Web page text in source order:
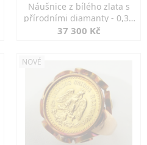
Náušnice z bílého zlata s
přírodními diamanty - 0,30
ct
37 300 Kč
NOVÉ